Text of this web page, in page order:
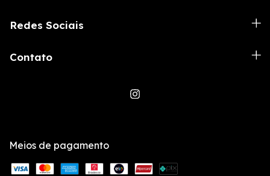
Redes Sociais
Contato
Meios de pagamento